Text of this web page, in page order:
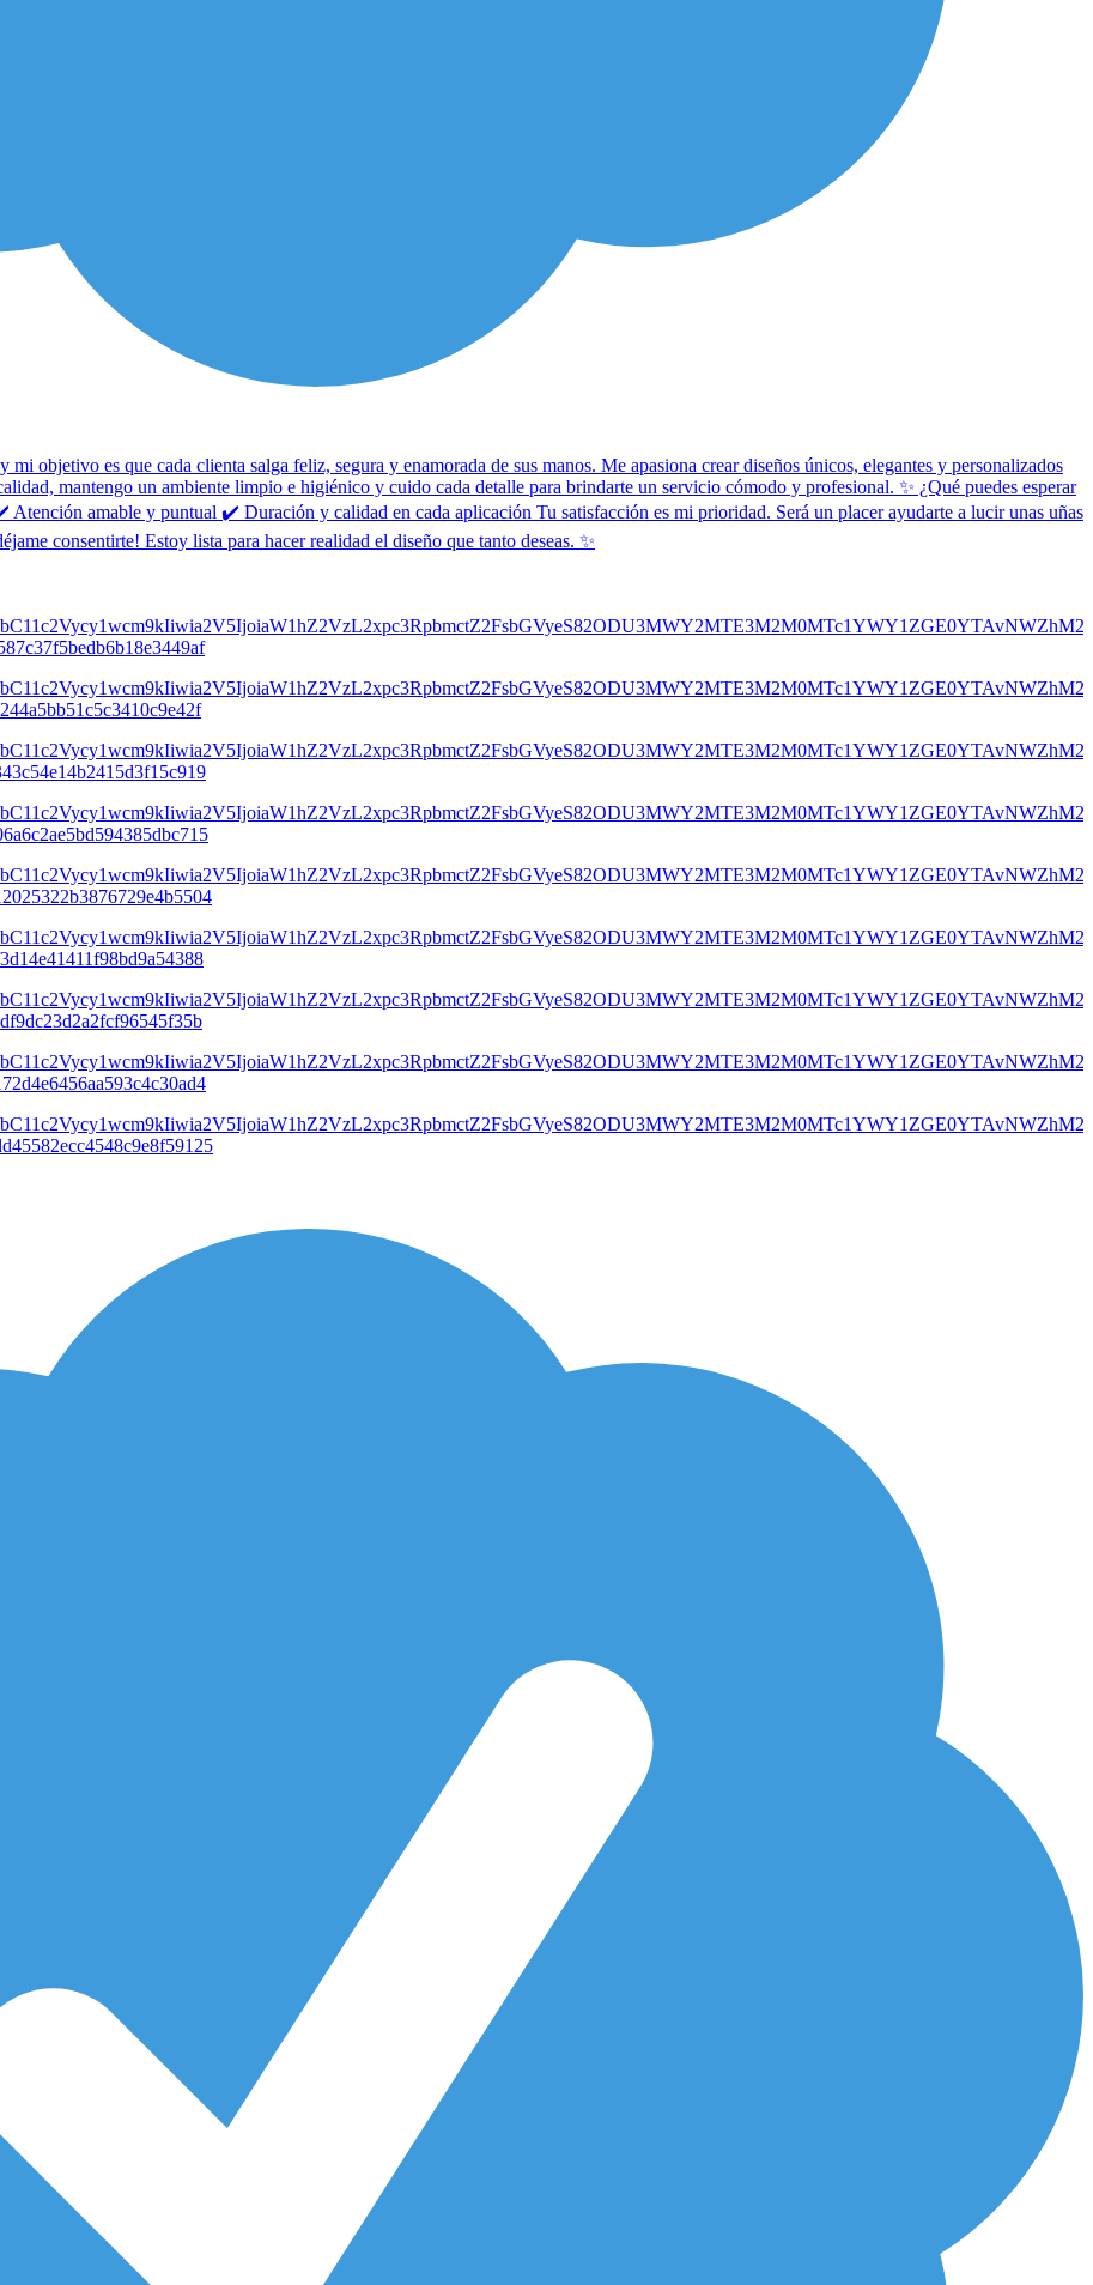
objetivo es que cada clienta salga feliz, segura y enamorada de sus manos. Me apasiona crear diseños únicos, elegantes y personalizados
mantengo un ambiente limpio e higiénico y cuido cada detalle para brindarte un servicio cómodo y profesional. ✨ ¿Qué puedes esperar
amable y puntual ✔️ Duración y calidad en cada aplicación Tu satisfacción es mi prioridad. Será un placer ayudarte a lucir unas uñas
consentirte! Estoy lista para hacer realidad el diseño que tanto deseas. ✨